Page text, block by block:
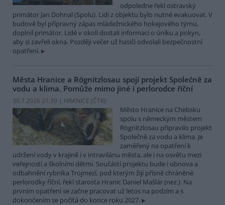
odpoledne řekl ostravský
primátor Jan Dohnal (Spolu). Lidi z objektu bylo nutné evakuovat. V
budově byl přípravný zápas mládežnického hokejového týmu,
doplnil primátor. Lidé v okolí dostali informaci o úniku a pokyn,
aby si zavřeli okna. Později večer už hasiči odvolali bezpečnostní
opatření.
Města Hranice a Rögnitzlosau spojí projekt Společně za
vodu a klima. Pomůže mimo jiné i perlorodce říční
30.7.2026 21:39 | HRANICE (ČTK)
Město Hranice na Chebsku
spolu s německým městem
Rögnitzlosau připravilo projekt
Společně za vodu a klima. Je
zaměřený na opatření k
udržení vody v krajině i v intravilánu města, ale i na osvětu mezi
veřejností a školními dětmi. Součástí projektu bude i obnova a
odbahnění rybníka Trojmezí, pod kterým žijí přísně chráněné
perlorodky říční, řekl starosta Hranic Daniel Mašlár (nez.). Na
prvním opatření se začne pracovat už letos na podzim a s
dokončením se počítá do konce roku 2027.